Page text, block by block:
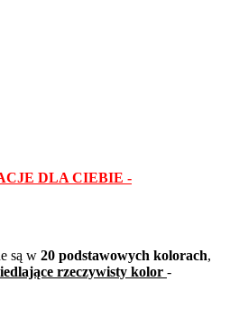
DLA CIEBIE -
są w 20 podstawowych kolorach,
rzeczywisty kolor -